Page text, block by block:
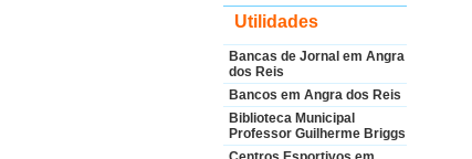
Utilidades
Bancas de Jornal em Angra
dos Reis
Bancos em Angra dos Reis
Biblioteca Municipal
Professor Guilherme Briggs